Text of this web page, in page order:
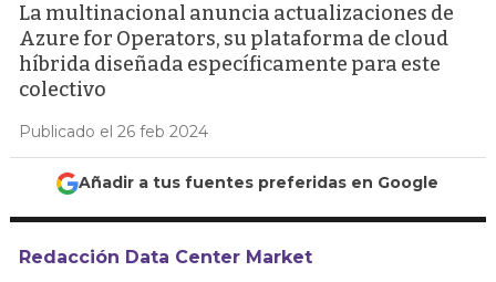
La multinacional anuncia actualizaciones de
Azure for Operators, su plataforma de cloud
híbrida diseñada específicamente para este
colectivo
Publicado el 26 feb 2024
Añadir a tus fuentes preferidas en Google
Redacción Data Center Market